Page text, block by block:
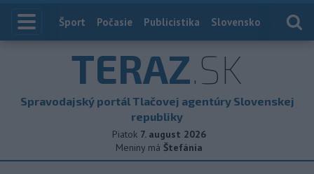
Index
Šport Počasie Publicistika Slovensko
TERAZ.SK
Spravodajský portál Tlačovej agentúry Slovenskej
republiky
Piatok 7. august 2026
Meniny má Štefánia